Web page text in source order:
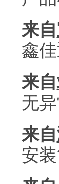
来自
鑫
来自
无
来自
安